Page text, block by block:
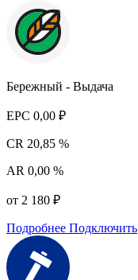
Бережный - Выдача
EPC 0,00 ₽
CR 20,85 %
AR 0,00 %
от 2 180 ₽
Подробнее Подключить